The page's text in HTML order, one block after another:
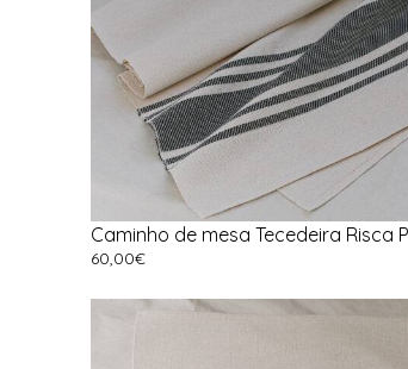
Caminho de mesa Tecedeira Risca
60,00€